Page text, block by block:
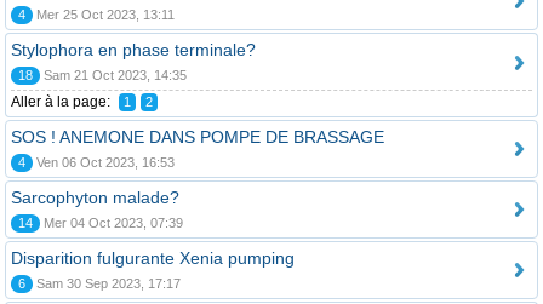
4 Mer 25 Oct 2023, 13:11
Stylophora en phase terminale?
18 Sam 21 Oct 2023, 14:35
Aller à la page: 1 2
SOS ! ANEMONE DANS POMPE DE BRASSAGE
4 Ven 06 Oct 2023, 16:53
Sarcophyton malade?
14 Mer 04 Oct 2023, 07:39
Disparition fulgurante Xenia pumping
6 Sam 30 Sep 2023, 17:17